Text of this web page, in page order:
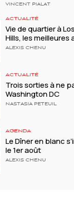
VINCENT PIALAT
ACTUALITÉ
Vie de quartier à
Hills, les meilleures
ALEXIS CHENU
ACTUALITÉ
Trois sorties à ne
Washington DC
NASTASIA PETEUIL
AGENDA
Le Dîner en blanc
le 1er août
ALEXIS CHENU